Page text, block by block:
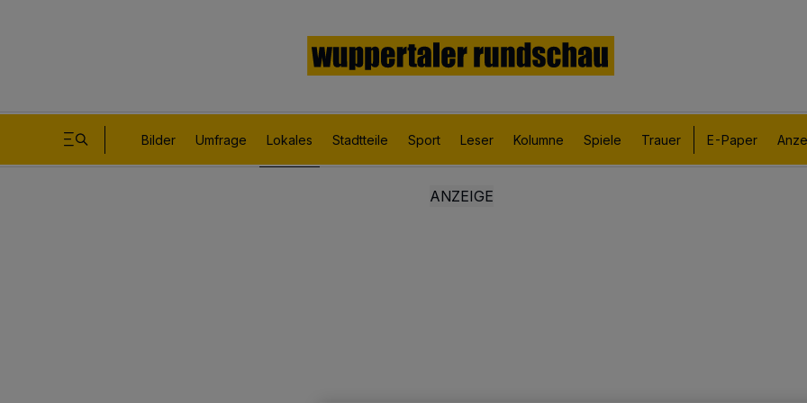
Bilder Umfrage Lokales Stadtteile Sport Leser Kolumne Spiele Trauer E-Paper